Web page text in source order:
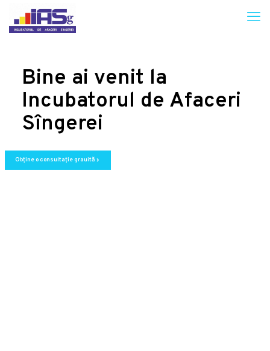
Bine ai venit la
Incubatorul de Afaceri
Sîngerei
Obține o consultație grauită chevron_right